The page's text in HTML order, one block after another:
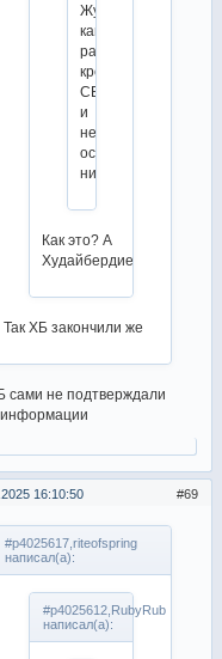
Жулина
как
раз
кроме
СБ
и
не
осталось
никого
Как это? А
Худайбердиева?
Так ХБ закончили же
сами не подтверждали
информации
69
16:10:50
#p4025617,riteofspring
написал(а):
#p4025612,RubyRub
написал(а):